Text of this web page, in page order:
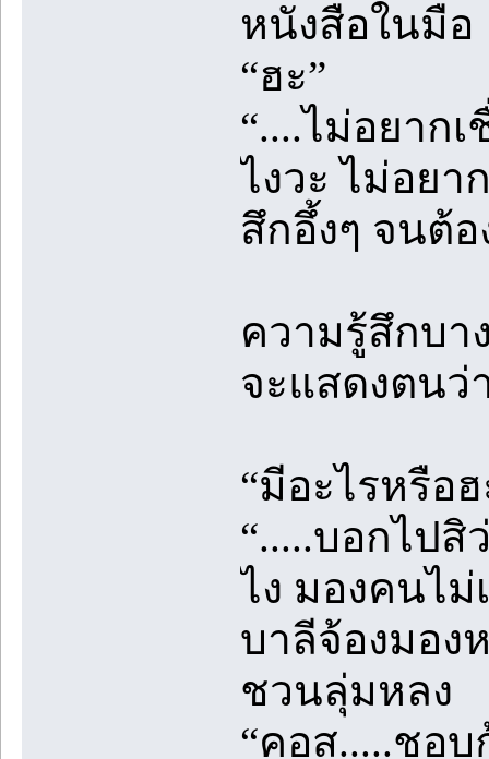
หนังสือในมือ
“ฮะ”
“....ไม่อยาก
ไงวะ ไม่อยา
สึกอึ้งๆ จนต้
ความรู้สึกบา
จะแสดงตนว่
“มีอะไรหรือฮ
“.....บอกไป
ไง มองคนไม่
บาลีจ้องมอ
ชวนลุ่มหลง
“คอส.....ชอบ